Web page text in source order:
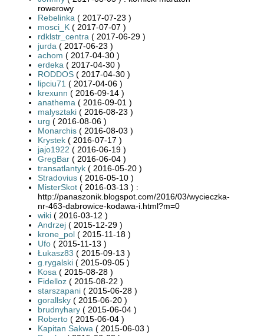
rowerowy
Rebelinka ( 2017-07-23 )
mosci_K ( 2017-07-07 )
rdklstr_centra ( 2017-06-29 )
jurda ( 2017-06-23 )
achom ( 2017-04-30 )
erdeka ( 2017-04-30 )
RODDOS ( 2017-04-30 )
lipciu71 ( 2017-04-06 )
krexunn ( 2016-09-14 )
anathema ( 2016-09-01 )
malysztaki ( 2016-08-23 )
urg ( 2016-08-06 )
Monarchis ( 2016-08-03 )
Krystek ( 2016-07-17 )
jajo1922 ( 2016-06-19 )
GregBar ( 2016-06-04 )
transatlantyk ( 2016-05-20 )
Stradovius ( 2016-05-10 )
MisterSkot ( 2016-03-13 ) :
http://panaszonik.blogspot.com/2016/03/wycieczka-
nr-463-dabrowice-kodawa-i.html?m=0
wiki ( 2016-03-12 )
Andrzej ( 2015-12-29 )
krone_pol ( 2015-11-18 )
Ufo ( 2015-11-13 )
Łukasz83 ( 2015-09-13 )
g.rygalski ( 2015-09-05 )
Kosa ( 2015-08-28 )
Fidelloz ( 2015-08-22 )
starszapani ( 2015-06-28 )
gorallsky ( 2015-06-20 )
brudnyhary ( 2015-06-04 )
Roberto ( 2015-06-04 )
Kapitan Sakwa ( 2015-06-03 )